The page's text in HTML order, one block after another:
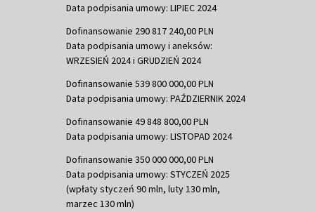
Data podpisania umowy: LIPIEC 2024
Dofinansowanie 290 817 240,00 PLN
Data podpisania umowy i aneksów:
WRZESIEŃ 2024 i GRUDZIEŃ 2024
Dofinansowanie 539 800 000,00 PLN
Data podpisania umowy: PAŹDZIERNIK 2024
Dofinansowanie 49 848 800,00 PLN
Data podpisania umowy: LISTOPAD 2024
Dofinansowanie 350 000 000,00 PLN
Data podpisania umowy: STYCZEŃ 2025
(wpłaty styczeń 90 mln, luty 130 mln,
marzec 130 mln)